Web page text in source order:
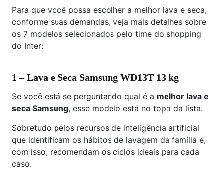
Para que você possa escolher a melhor lava e seca,
conforme suas demandas, veja mais detalhes sobre
os 7 modelos selecionados pelo time do shopping
do Inter:
1 – Lava e Seca Samsung WD13T 13 kg
Se você está se perguntando qual é a melhor lava e
seca Samsung, esse modelo está no topo da lista.
Sobretudo pelos recursos de inteligência artificial
que identificam os hábitos de lavagem da família e,
com isso, recomendam os ciclos ideais para cada
caso.